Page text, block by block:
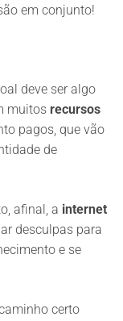
em conjunto!
deve ser algo
muitos recursos
pagos, que vão
de
afinal, a internet
desculpas para
e se
certo